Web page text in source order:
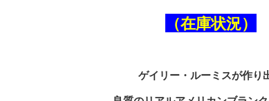
（在庫状況）
ゲイリー・ルーミスが作り